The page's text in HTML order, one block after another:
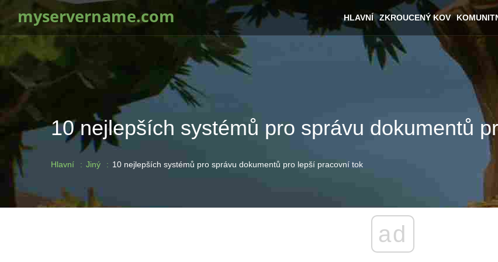
myservername.com HLAVNÍ ZKROUCENÝ KOV
10 nejlepších systémů pro správu dokumentů
Hlavní Jiný 10 nejlepších systémů pro správu dokumentů pro lepší pracovní tok
ad